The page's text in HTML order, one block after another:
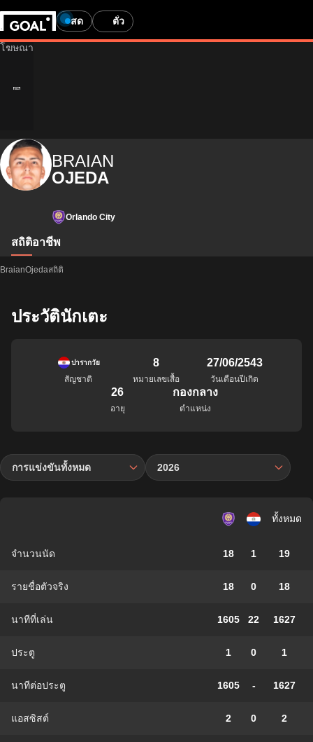
สด ตั๋ว
BRAIAN
OJEDA
Orlando City
สถิติอาชีพ
BraianOjedaสถิติ
ประวัตินักเตะ
ปารากวัย
สัญชาติ
8
หมายเลขเสื้อ
27/06/2543
วันเดือนปีเกิด
26
อายุ
กองกลาง
ตำแหน่ง
การแข่งขันทั้งหมด 2026
ทั้งหมด
จำนวนนัด 18 1 19
รายชื่อตัวจริง 18 0 18
นาทีที่เล่น 1605 22 1627
ประตู 1 0 1
นาทีต่อประตู 1605 - 1627
แอสซิสต์ 2 0 2